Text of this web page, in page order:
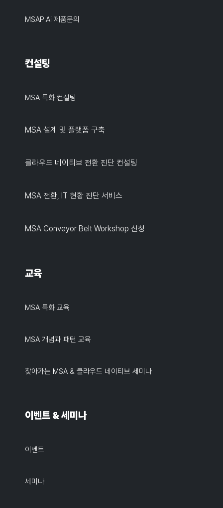
MSAP.ai 제품문의
컨설팅
MSA 특화 컨설팅
MSA 설계 및 플랫폼 구축
클라우드 네이티브 전환 진단 컨설팅
MSA 전환, IT 현황 진단 서비스
MSA Conveyor Belt Workshop 신청
교육
MSA 특화 교육
MSA 개념과 패턴 교육
찾아가는 MSA & 클라우드 네이티브 세미나
이벤트 & 세미나
이벤트
세미나